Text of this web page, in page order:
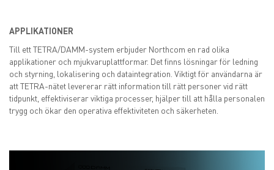
APPLIKATIONER
Till ett TETRA/DAMM-system erbjuder Northcom en rad olika
applikationer och mjukvaruplattformar. Det finns lösningar för ledning
och styrning, lokalisering och dataintegration. Viktigt för användarna är
att TETRA-nätet levererar rätt information till rätt personer vid rätt
tidpunkt, effektiviserar viktiga processer, hjälper till att hålla personalen
trygg och ökar den operativa effektiviteten och säkerheten.